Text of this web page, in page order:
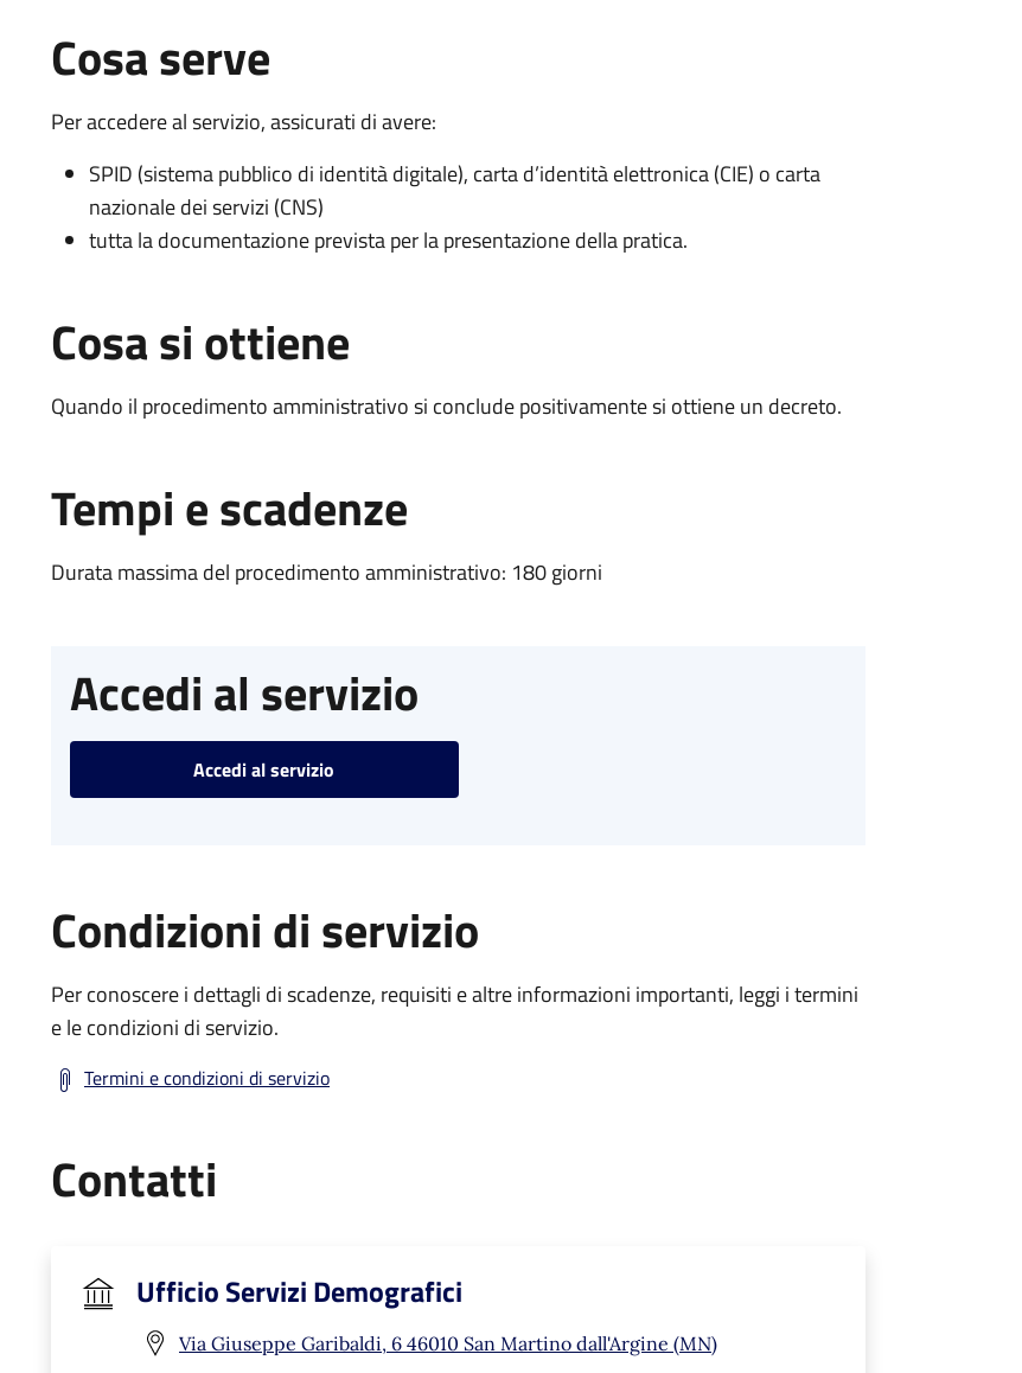
Cosa serve
Per accedere al servizio, assicurati di avere:
SPID (sistema pubblico di identità digitale), carta d’identità elettronica (CIE) o carta
nazionale dei servizi (CNS)
tutta la documentazione prevista per la presentazione della pratica.
Cosa si ottiene
Quando il procedimento amministrativo si conclude positivamente si ottiene un decreto.
Tempi e scadenze
Durata massima del procedimento amministrativo: 180 giorni
Accedi al servizio
Accedi al servizio
Condizioni di servizio
Per conoscere i dettagli di scadenze, requisiti e altre informazioni importanti, leggi i termini
e le condizioni di servizio.
Termini e condizioni di servizio
Contatti
Ufficio Servizi Demografici
Via Giuseppe Garibaldi, 6 46010 San Martino dall'Argine (MN)